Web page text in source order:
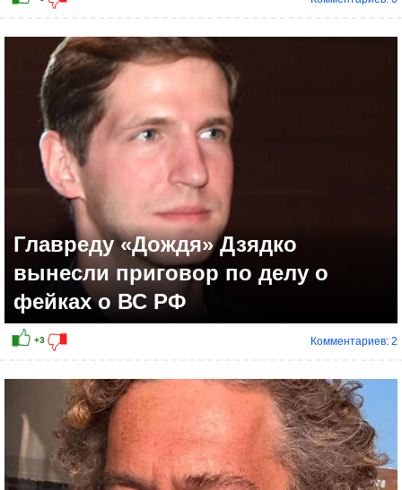
+2
Главреду «Дождя» Дзядко
вынесли приговор по делу о
фейках о ВС РФ
Комментариев: 2